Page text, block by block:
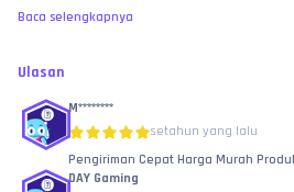
Baca selengkapnya
Ulasan
M********
setahun yang lalu
Pengiriman Cepat Harga Murah
DAY Gaming